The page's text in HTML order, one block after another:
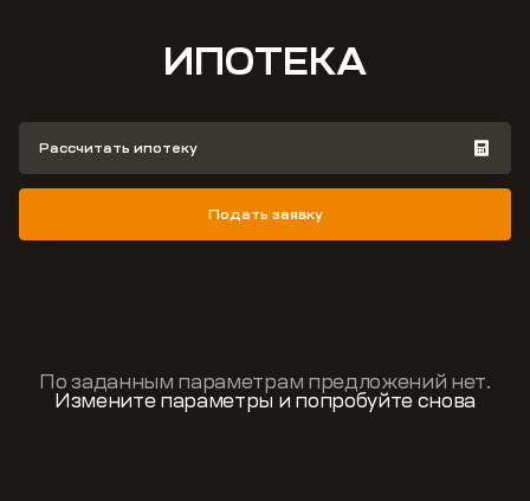
ИПОТЕКА
Подать заявку
Рассчитать ипотеку
По заданным параметрам предложений нет.
Измените параметры и попробуйте снова